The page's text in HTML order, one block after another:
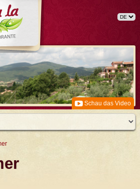
Schau das Video